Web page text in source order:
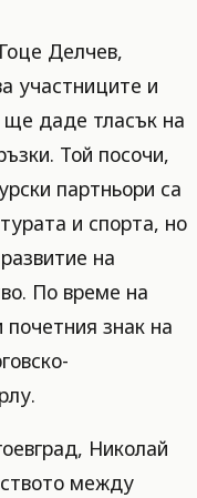
Делчев,
участниците и
ще даде тласък на
Той посочи,
партньори са
и спорта, но
на
По време на
знак на
Николай
между